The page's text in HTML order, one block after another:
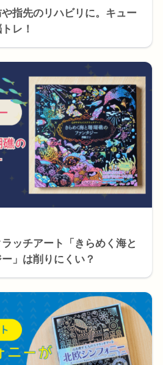
指先のリハビリに。キュー
レ！
ッチアート「きらめく海と
」は削りにくい？